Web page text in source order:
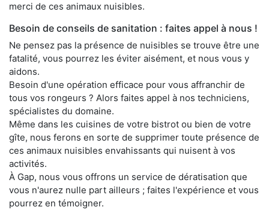
merci de ces animaux nuisibles.
Besoin de conseils de sanitation : faites appel à nous !
Ne pensez pas la présence de nuisibles se trouve être une
fatalité, vous pourrez les éviter aisément, et nous vous y
aidons.
Besoin d'une opération efficace pour vous affranchir de
tous vos rongeurs ? Alors faites appel à nos techniciens,
spécialistes du domaine.
Même dans les cuisines de votre bistrot ou bien de votre
gîte, nous ferons en sorte de supprimer toute présence de
ces animaux nuisibles envahissants qui nuisent à vos
activités.
À Gap, nous vous offrons un service de dératisation que
vous n'aurez nulle part ailleurs ; faites l'expérience et vous
pourrez en témoigner.